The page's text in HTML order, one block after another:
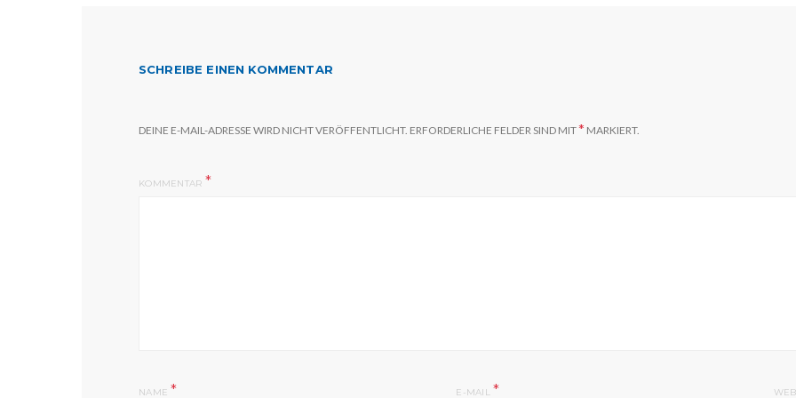
SCHREIBE EINEN KOMMENTAR
DEINE E-MAIL-ADRESSE WIRD NICHT VERÖFFENTLICHT. ERFORDERLICHE FELDER SIND MIT* MARKIERT.
KOMMENTAR
NAME * E-MAIL *